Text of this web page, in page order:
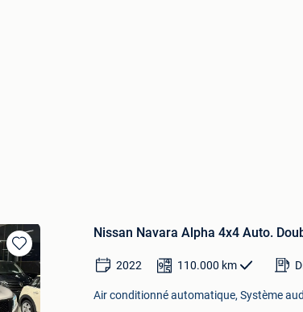
Sauvegarder
dans
Mes
Favoris
Nissan Navara Alpha 4x4 Auto.
2022 110.000 km
Air conditionné automatique, Système